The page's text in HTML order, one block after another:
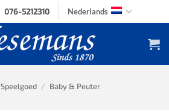
076-5212310 Nederlands
Speelgoed / Baby & Peuter